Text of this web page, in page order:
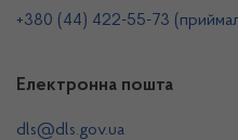
+380 (44) 422-55-73
Електронна пошта
dls@dls.gov.ua